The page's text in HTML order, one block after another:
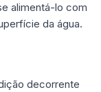
alimentá-lo com
da água.
decorrente